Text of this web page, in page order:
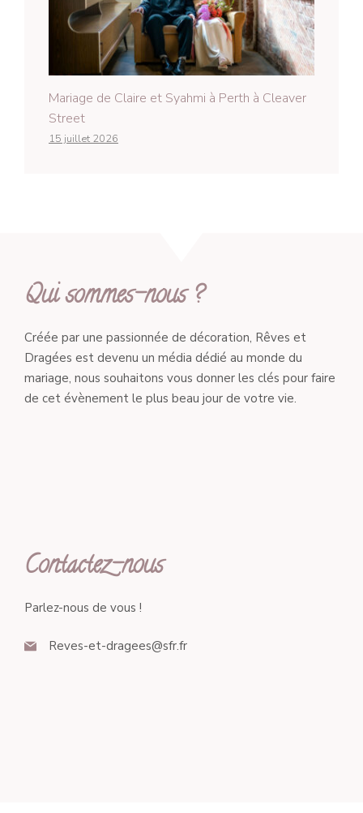
Mariage de Claire et Syahmi à Perth à Cleaver
Street
15 juillet 2026
Qui sommes-nous ?
Créée par une passionnée de décoration, Rêves et
Dragées est devenu un média dédié au monde du
mariage, nous souhaitons vous donner les clés pour faire
de cet évènement le plus beau jour de votre vie.
Contactez-nous
Parlez-nous de vous !
Reves-et-dragees@sfr.fr